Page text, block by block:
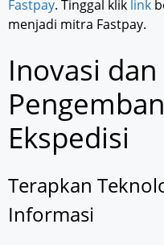
Fastpay. Tinggal klik link
menjadi mitra Fastpay.
Inovasi dan
Ekspedisi
Terapkan
Informasi